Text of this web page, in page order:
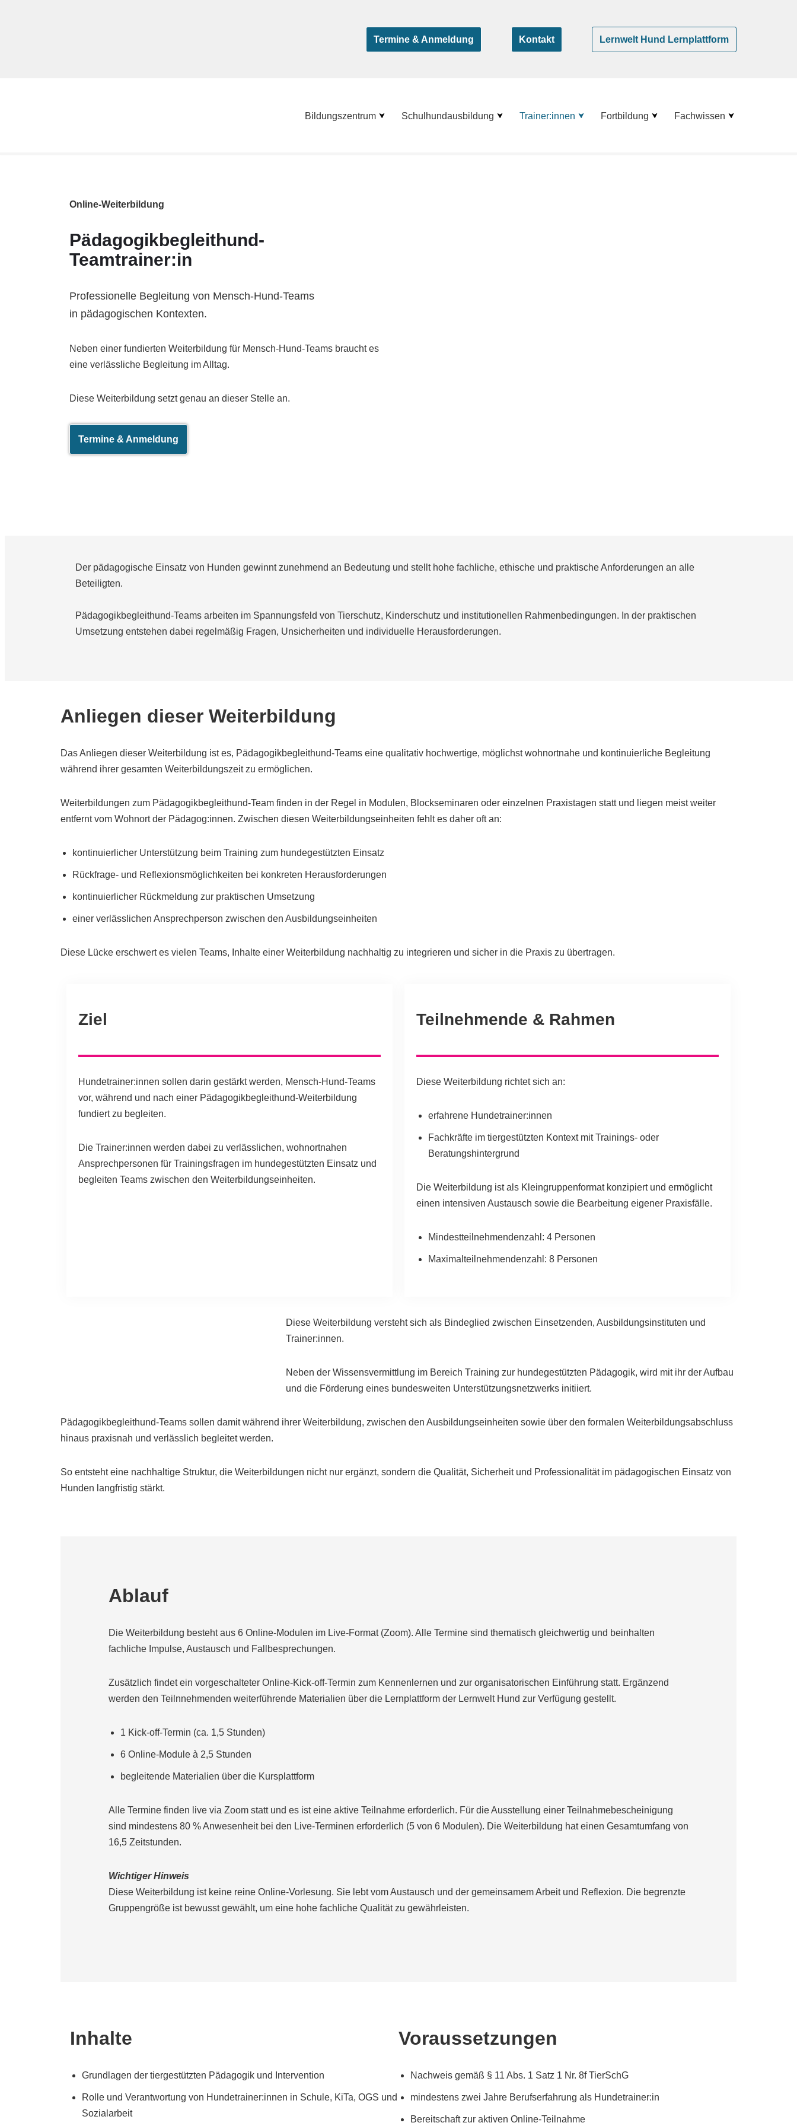
Termine & Anmeldung Kontakt Lernwelt Hund Lernplattform
Bildungszentrum Schulhundausbildung Trainer:innen Fortbildung Fachwissen
Online-Weiterbildung
Pädagogikbegleithund-
Teamtrainer:in
Professionelle Begleitung von Mensch-Hund-Teams
in pädagogischen Kontexten.
Neben einer fundierten Weiterbildung für Mensch-Hund-Teams braucht es
eine verlässliche Begleitung im Alltag.
Diese Weiterbildung setzt genau an dieser Stelle an.
Termine & Anmeldung
Der pädagogische Einsatz von Hunden gewinnt zunehmend an Bedeutung und stellt hohe fachliche, ethische und praktische Anforderungen an alle
Beteiligten.
Pädagogikbegleithund-Teams arbeiten im Spannungsfeld von Tierschutz, Kinderschutz und institutionellen Rahmenbedingungen. In der praktischen
Umsetzung entstehen dabei regelmäßig Fragen, Unsicherheiten und individuelle Herausforderungen.
Anliegen dieser Weiterbildung
Das Anliegen dieser Weiterbildung ist es, Pädagogikbegleithund-Teams eine qualitativ hochwertige, möglichst wohnortnahe und kontinuierliche Begleitung
während ihrer gesamten Weiterbildungszeit zu ermöglichen.
Weiterbildungen zum Pädagogikbegleithund-Team finden in der Regel in Modulen, Blockseminaren oder einzelnen Praxistagen statt und liegen meist weiter
entfernt vom Wohnort der Pädagog:innen. Zwischen diesen Weiterbildungseinheiten fehlt es daher oft an:
kontinuierlicher Unterstützung beim Training zum hundegestützten Einsatz
Rückfrage- und Reflexionsmöglichkeiten bei konkreten Herausforderungen
kontinuierlicher Rückmeldung zur praktischen Umsetzung
einer verlässlichen Ansprechperson zwischen den Ausbildungseinheiten
Diese Lücke erschwert es vielen Teams, Inhalte einer Weiterbildung nachhaltig zu integrieren und sicher in die Praxis zu übertragen.
Ziel
Hundetrainer:innen sollen darin gestärkt werden, Mensch-Hund-Teams
vor, während und nach einer Pädagogikbegleithund-Weiterbildung
fundiert zu begleiten.
Die Trainer:innen werden dabei zu verlässlichen, wohnortnahen
Ansprechpersonen für Trainingsfragen im hundegestützten Einsatz und
begleiten Teams zwischen den Weiterbildungseinheiten.
Teilnehmende & Rahmen
Diese Weiterbildung richtet sich an:
erfahrene Hundetrainer:innen
Fachkräfte im tiergestützten Kontext mit Trainings- oder
Beratungshintergrund
Die Weiterbildung ist als Kleingruppenformat konzipiert und ermöglicht
einen intensiven Austausch sowie die Bearbeitung eigener Praxisfälle.
Mindestteilnehmendenzahl: 4 Personen
Maximalteilnehmendenzahl: 8 Personen
Diese Weiterbildung versteht sich als Bindeglied zwischen Einsetzenden, Ausbildungsinstituten und
Trainer:innen.
Neben der Wissensvermittlung im Bereich Training zur hundegestützten Pädagogik, wird mit ihr der Aufbau
und die Förderung eines bundesweiten Unterstützungsnetzwerks initiiert.
Pädagogikbegleithund-Teams sollen damit während ihrer Weiterbildung, zwischen den Ausbildungseinheiten sowie über den formalen Weiterbildungsabschluss
hinaus praxisnah und verlässlich begleitet werden.
So entsteht eine nachhaltige Struktur, die Weiterbildungen nicht nur ergänzt, sondern die Qualität, Sicherheit und Professionalität im pädagogischen Einsatz von
Hunden langfristig stärkt.
Ablauf
Die Weiterbildung besteht aus 6 Online-Modulen im Live-Format (Zoom). Alle Termine sind thematisch gleichwertig und beinhalten
fachliche Impulse, Austausch und Fallbesprechungen.
Zusätzlich findet ein vorgeschalteter Online-Kick-off-Termin zum Kennenlernen und zur organisatorischen Einführung statt. Ergänzend
werden den Teilnnehmenden weiterführende Materialien über die Lernplattform der Lernwelt Hund zur Verfügung gestellt.
1 Kick-off-Termin (ca. 1,5 Stunden)
6 Online-Module à 2,5 Stunden
begleitende Materialien über die Kursplattform
Alle Termine finden live via Zoom statt und es ist eine aktive Teilnahme erforderlich. Für die Ausstellung einer Teilnahmebescheinigung
sind mindestens 80 % Anwesenheit bei den Live-Terminen erforderlich (5 von 6 Modulen). Die Weiterbildung hat einen Gesamtumfang von
16,5 Zeitstunden.
Wichtiger Hinweis
Diese Weiterbildung ist keine reine Online-Vorlesung. Sie lebt vom Austausch und der gemeinsamem Arbeit und Reflexion. Die begrenzte
Gruppengröße ist bewusst gewählt, um eine hohe fachliche Qualität zu gewährleisten.
Inhalte
Grundlagen der tiergestützten Pädagogik und Intervention
Rolle und Verantwortung von Hundetrainer:innen in Schule, KiTa, OGS und
Sozialarbeit
Voraussetzungen
Nachweis gemäß § 11 Abs. 1 Satz 1 Nr. 8f TierSchG
mindestens zwei Jahre Berufserfahrung als Hundetrainer:in
Bereitschaft zur aktiven Online-Teilnahme